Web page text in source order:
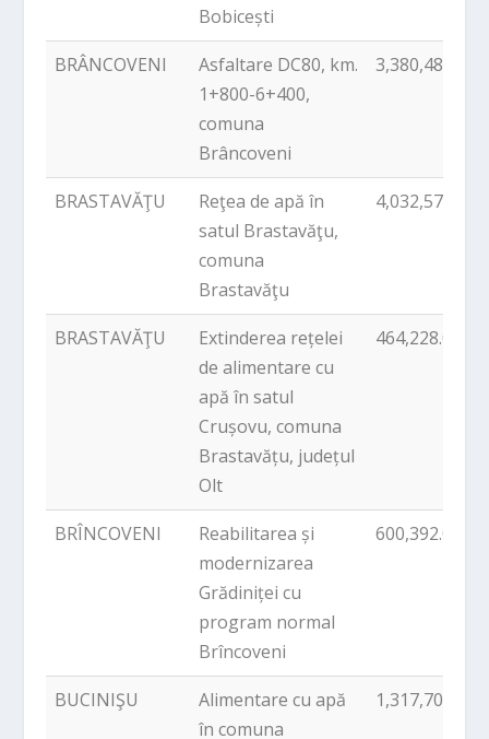
Bobicești
BRÂNCOVENI
Asfaltare DC80, km.
1+800-6+400,
comuna
Brâncoveni
3,380,480.92
BRASTAVĂŢU
Reţea de apă în
satul Brastavăţu,
comuna
Brastavăţu
4,032,578.00
BRASTAVĂŢU
Extinderea rețelei
de alimentare cu
apă în satul
Crușovu, comuna
Brastavățu, județul
Olt
464,228.00
BRÎNCOVENI
Reabilitarea și
modernizarea
Grădiniței cu
program normal
Brîncoveni
600,392.00
BUCINIŞU
Alimentare cu apă
în comuna
1,317,707.70